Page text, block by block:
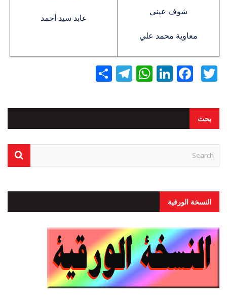
شوف عيني
معاوية محمد علي
عابد سيد أحمد
Twitter
Facebook
LinkedIn
WhatsApp
Telegram
بحث
النسخة الورقية